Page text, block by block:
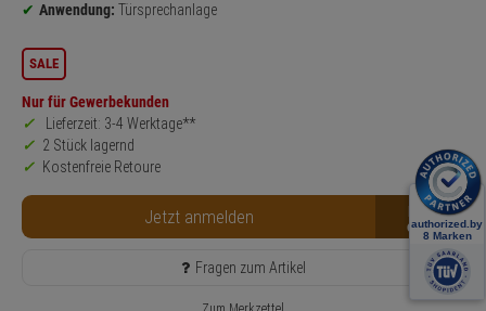
Anwendung: Türsprechanlage
SALE
Nur für Gewerbekunden
Lieferzeit: 3-4 Werktage**
2 Stück lagernd
Kostenfreie Retoure
Jetzt anmelden B2B
Fragen zum Artikel